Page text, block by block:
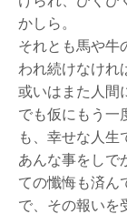
かしら。
それとも馬や牛
われ続けなけれ
或いはまた人間
でも仮にもう一
も、幸せな人生
あんな事をしで
ての懺悔も済ん
で、その報いを